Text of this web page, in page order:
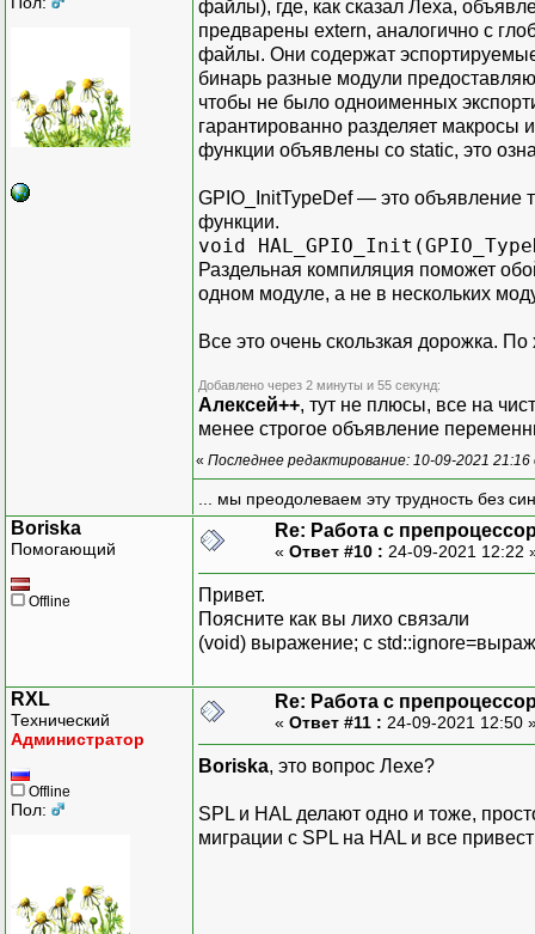
файлы), где, как сказал Леха,
предварены extern, аналогично с
файлы. Они содержат
бинарь разные модули
чтобы не было одноименных
гарантированно разделяет
функции объявлены со static, это
GPIO_InitTypeDef — это объявление
функции.
void
Раздельная компиляция поможет
одном модуле, а не в нескольких
Все это очень скользкая дорожка.
Добавлено через 2 минуты и 55 секунд:
Алексей++, тут не плюсы, все на
менее строгое объявление
« Последнее редактирование: 10-09-2021
... мы преодолеваем эту трудность без
Boriska
Помогающий
Offline
Re: Работа с
« Ответ #10 : 24-09-2021 12:22
Привет.
Поясните как вы лихо связали
(void) выражение; с
RXL
Технический
Администратор
Offline
Пол:
Re: Работа с
« Ответ #11 : 24-09-2021 12:50
Boriska, это вопрос Лехе?
SPL и HAL делают одно и тоже,
миграции с SPL на HAL и все